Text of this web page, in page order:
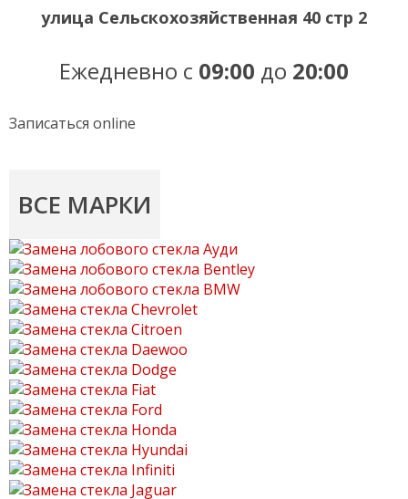
улица Сельскохозяйственная 40 стр 2
Ежедневно с 09:00 до 20:00
Записаться online
ВСЕ МАРКИ